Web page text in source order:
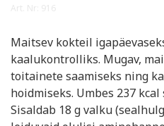
Maitsev kokteil
kaalukontrolliks. Mugav,
toitainete saamiseks ning
hoidmiseks. Umbes 237
Sisaldab 18 g valku